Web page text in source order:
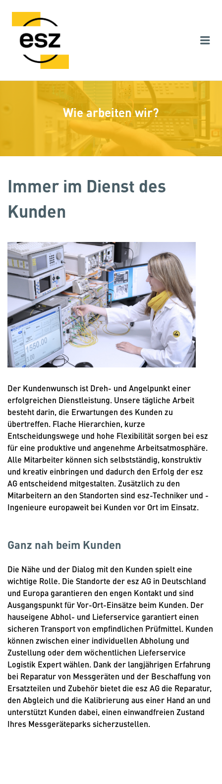
Wie arbeiten wir?
Immer im Dienst des
Kunden
Der Kundenwunsch ist Dreh- und Angelpunkt einer
erfolgreichen Dienstleistung. Unsere tägliche Arbeit
besteht darin, die Erwartungen des Kunden zu
übertreffen. Flache Hierarchien, kurze
Entscheidungswege und hohe Flexibilität sorgen bei esz
für eine produktive und angenehme Arbeitsatmosphäre.
Alle Mitarbeiter können sich selbstständig, konstruktiv
und kreativ einbringen und dadurch den Erfolg der esz
AG entscheidend mitgestalten. Zusätzlich zu den
Mitarbeitern an den Standorten sind esz-Techniker und -
Ingenieure europaweit bei Kunden vor Ort im Einsatz.
Ganz nah beim Kunden
Die Nähe und der Dialog mit den Kunden spielt eine
wichtige Rolle. Die Standorte der esz AG in Deutschland
und Europa garantieren den engen Kontakt und sind
Ausgangspunkt für Vor-Ort-Einsätze beim Kunden. Der
hauseigene Abhol- und Lieferservice garantiert einen
sicheren Transport von empfindlichen Prüfmittel. Kunden
können zwischen einer individuellen Abholung und
Zustellung oder dem wöchentlichen Lieferservice
Logistik Expert wählen. Dank der langjährigen Erfahrung
bei Reparatur von Messgeräten und der Beschaffung von
Ersatzteilen und Zubehör bietet die esz AG die Reparatur,
den Abgleich und die Kalibrierung aus einer Hand an und
unterstützt Kunden dabei, einen einwandfreien Zustand
Ihres Messgeräteparks sicherzustellen.